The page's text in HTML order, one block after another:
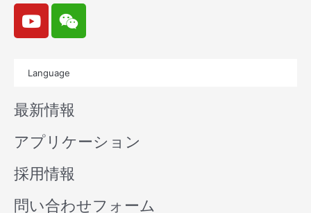
Y
o
u
b
e
W
e
i
n
Language
最新情報
アプリケーション
採用情報
問い合わせフォーム